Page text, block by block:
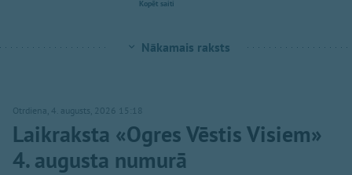
Kopēt saiti
Nākamais raksts
Otrdiena, 4. augusts, 2026 15:18
Laikraksta «Ogres Vēstis Visiem»
4. augusta numurā